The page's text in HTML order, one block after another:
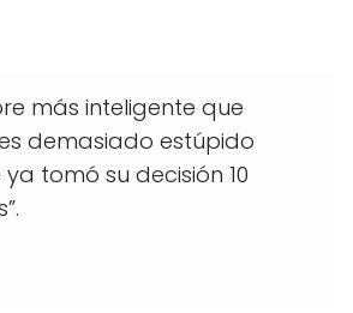
más inteligente que
demasiado estúpido
tomó su decisión 10